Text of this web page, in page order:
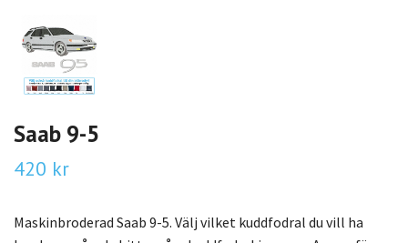
Saab 9-5
420 kr
Maskinbroderad Saab 9-5. Välj vilket kuddfodral du vill ha